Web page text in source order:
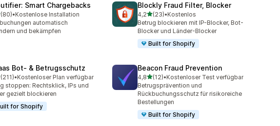
Smart Chargebacks
5 Sternen
(80) insgesamt
•Kostenlose Installation
automatisch
und bekämpfen
Blockly Fraud Filter, Blocker
4,2von 5 Sternen
(23)
23 Rezensionen insgesamt
•Kostenlos
Betrug blockieren mit IP-Blocker, Bot-
Blocker und Länder-Blocker
Built for Shopify
Bot‑ & Betrugsschutz
5 Sternen
(211) insgesamt
•Kostenloser Plan verfügbar
stoppen: Rechtsklick, IPs und
gezielt blockieren
for Shopify
Beacon Fraud Prevention
4,8von 5 Sternen
(12)
12 Rezensionen insgesamt
•Kostenloser Test verfügbar
Betrugsprävention und
Rückbuchungsschutz für risikoreiche
Bestellungen
Built for Shopify